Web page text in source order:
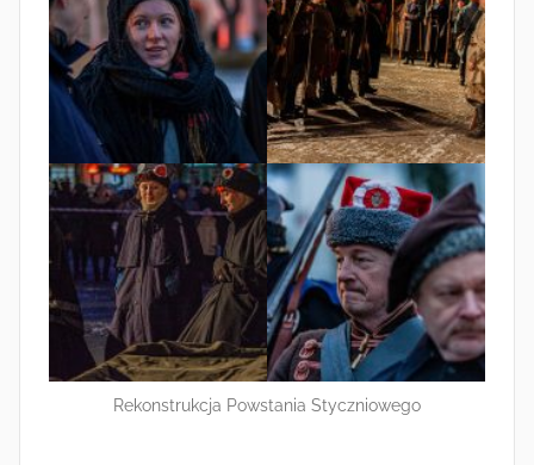
Rekonstrukcja Powstania Styczniowego